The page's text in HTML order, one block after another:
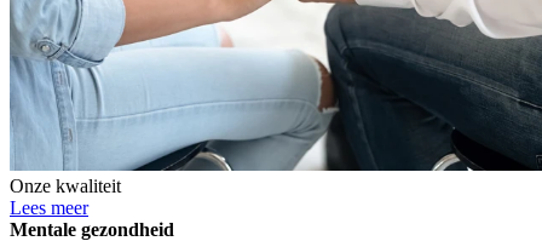
Onze kwaliteit
Lees meer
Mentale gezondheid